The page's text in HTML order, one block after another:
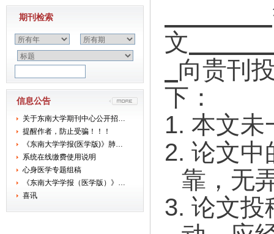
期刊检索
信息公告
关于东南大学期刊中心公开招…
提醒作者，防止受骗！！！
《东南大学学报(医学版)》肺…
系统在线缴费使用说明
心身医学专题组稿
《东南大学学报（医学版）》…
喜讯
文
向贵刊
下：
1. 本文未
2. 论文中
靠，无
3. 论文投